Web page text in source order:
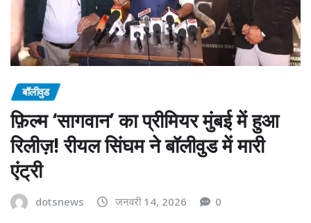
बॉलीवुड
फ़िल्म ‘सागवान’ का प्रीमियर मुंबई में हुआ
रिलीज़! रीयल सिंघम ने बॉलीवुड में मारी
एंट्री
dotsnews जनवरी 14, 2026 0